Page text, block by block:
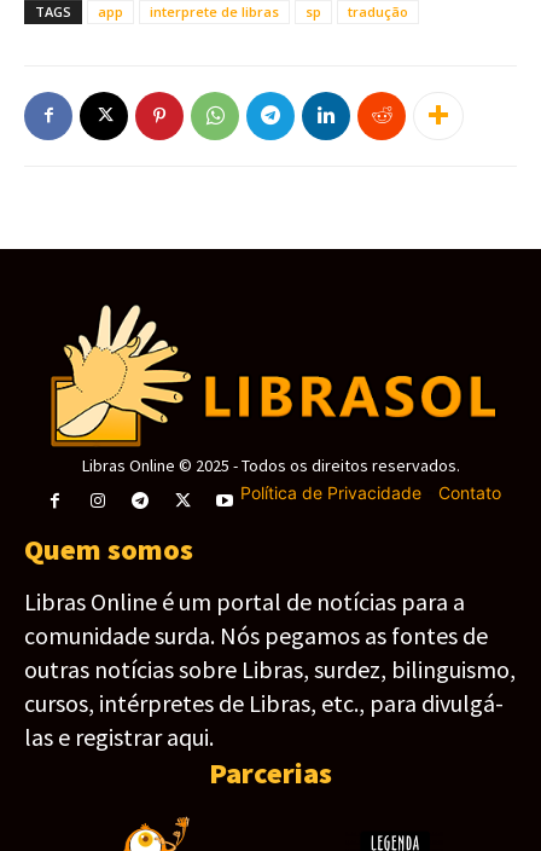
TAGS app interprete de libras sp tradução
Libras Online © 2025 - Todos os direitos reservados.
Política de Privacidade- Contato
Quem somos
Libras Online é um portal de notícias para a
comunidade surda. Nós pegamos as fontes de
outras notícias sobre Libras, surdez, bilinguismo,
cursos, intérpretes de Libras, etc., para divulgá-
las e registrar aqui.
Parcerias